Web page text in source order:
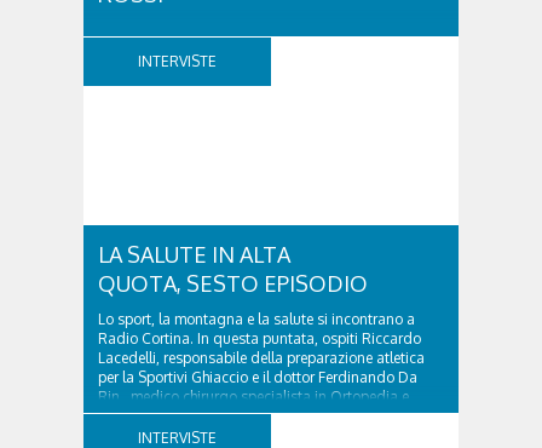
ha lasciato un segno profondo nel mondo della
montagna e della cultura. Scrittore, alpinista,
INTERVISTE
LA SALUTE IN ALTA
QUOTA, SESTO EPISODIO
Lo sport, la montagna e la salute si incontrano a
Radio Cortina. In questa puntata, ospiti Riccardo
Lacedelli, responsabile della preparazione atletica
per la Sportivi Ghiaccio e il dottor Ferdinando Da
Rin, medico chirurgo specialista in Ortopedia e
Traumatologia di Ospedale Cortina. GVM...
INTERVISTE